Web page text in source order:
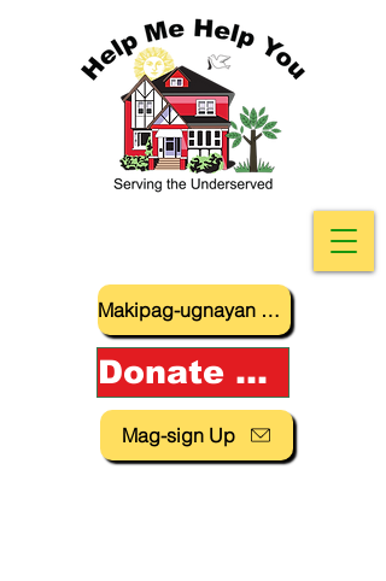
Mag-sign Up
Makipag-ugnayan sa amin
Donate Now!